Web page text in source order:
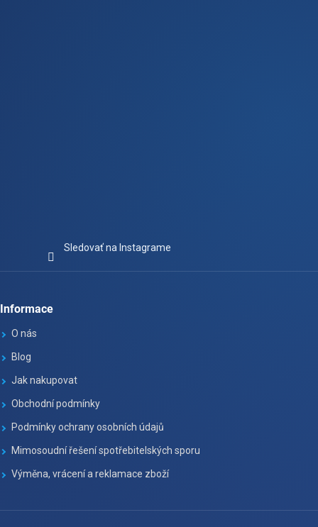
Sledovať na Instagrame
Informace
O nás
Blog
Jak nakupovat
Obchodní podmínky
Podmínky ochrany osobních údajů
Mimosoudní řešení spotřebitelských sporu
Výměna, vrácení a reklamace zboží